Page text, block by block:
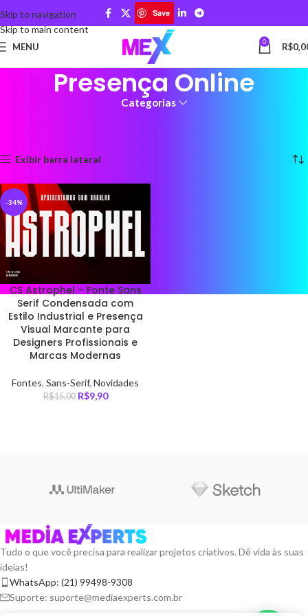
Skip to navigation
Skip to main content
Save
MENU 0 R$
Presença Online
Categorias
Exibir barra lateral
-34%
CS Astrophel – Fonte Sans
Serif Condensada com
Estilo Industrial e Presença
Visual Marcante para
Designers Profissionais e
Marcas Modernas
Fontes, Sans-Serif, Novidades
R$15,00 R$9,90
Tudo o que você precisa para realizar projetos criativos. Dê vida às suas
ideias!
WhatsApp: (21) 99498-9308
Suporte: suporte@mediaexperts.com.br